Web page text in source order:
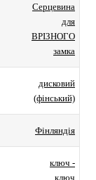
Серцевина
для
ВРІЗНОГО
замка
дисковий
(фінський)
Фінляндія
ключ -
ключ